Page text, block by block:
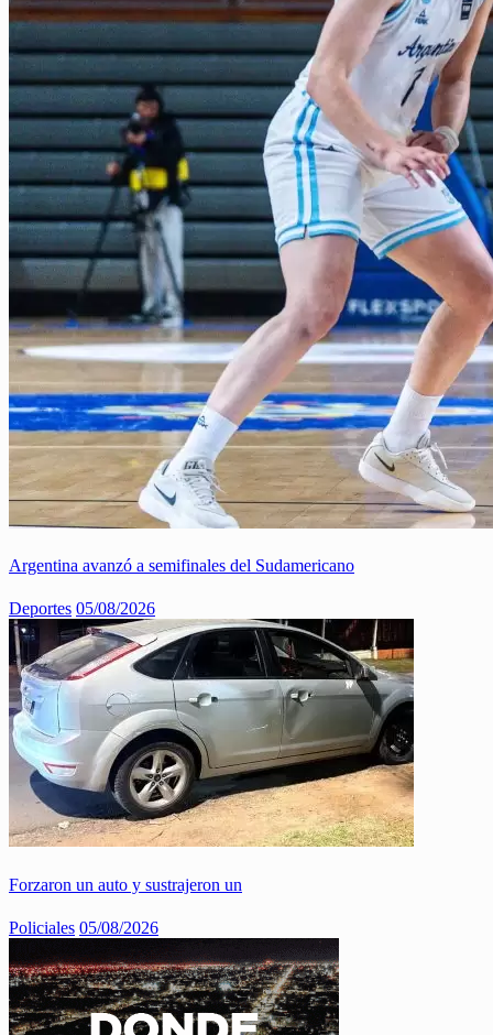
Argentina avanzó a semifinales del Sudamericano
Deportes 05/08/2026
Forzaron un auto y sustrajeron un
Policiales 05/08/2026